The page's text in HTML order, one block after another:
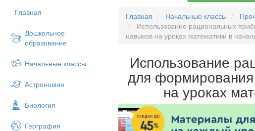
Главная
Дошкольное
образование
Начальные классы
Астрономия
Биология
География
Главная Начальные классы
Использование рациональных
навыков на уроках математики в
Использование
для
на уроках